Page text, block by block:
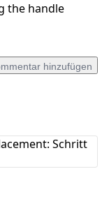
the handle
hinzufügen